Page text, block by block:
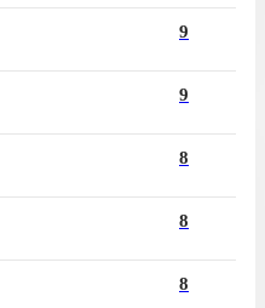
9
9
8
8
8